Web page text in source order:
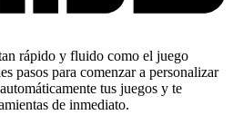
rápido y fluido como el juego
pasos para comenzar a personalizar
tus juegos y te
de inmediato.